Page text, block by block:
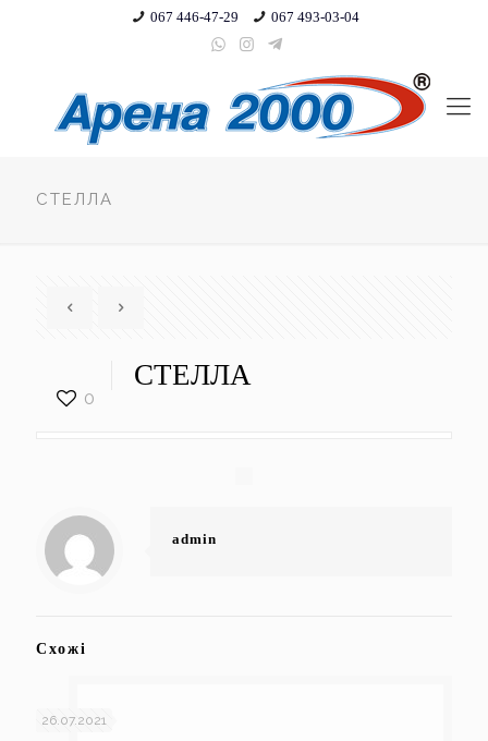
067 446-47-29 067 493-03-04
СТЕЛЛА
0
СТЕЛЛА
admin
Схожі
26.07.2021